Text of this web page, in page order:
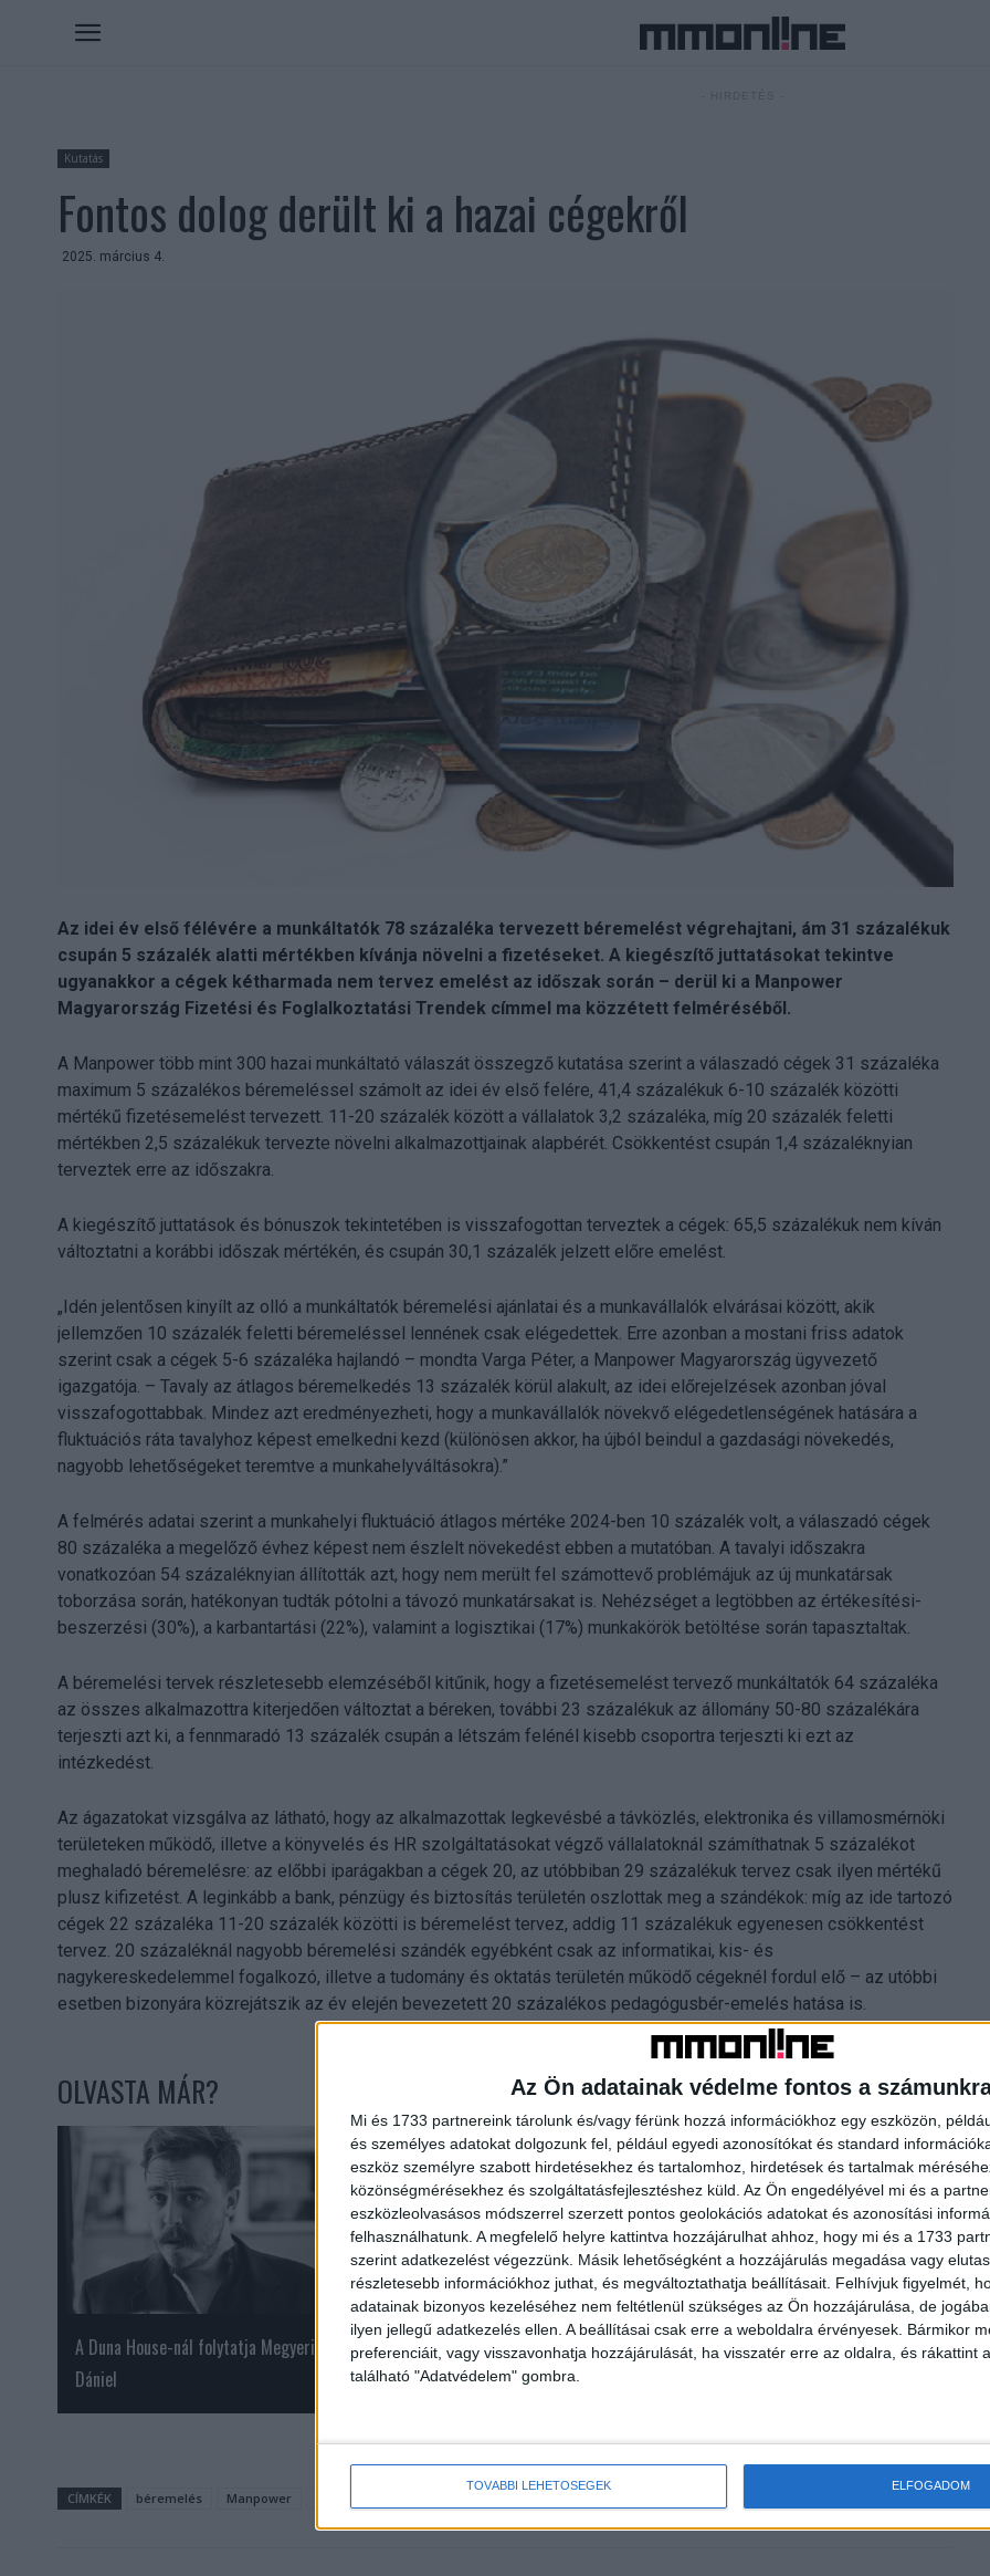
Az Ön adatainak védelme fontos a
Mi és 1733 partnereink tárolunk és/vagy férünk hozzá információkhoz egy eszközön,
és személyes adatokat dolgozunk fel, például egyedi azonosítókat és standard
eszköz személyre szabott hirdetésekhez és tartalomhoz, hirdetések és tartalmak
közönségmérésekhez és szolgáltatásfejlesztéshez küld. Az Ön engedélyével mi és a
eszközleolvasásos módszerrel szerzett pontos geolokációs adatokat és azonosítási
felhasználhatunk. A megfelelő helyre kattintva hozzájárulhat ahhoz, hogy mi és a 1733
szerint adatkezelést végezzünk. Másik lehetőségként a hozzájárulás megadása vagy
részletesebb információkhoz juthat, és megváltoztathatja beállításait. Felhívjuk figyelmét,
adatainak bizonyos kezeléséhez nem feltétlenül szükséges az Ön hozzájárulása, de
ilyen jellegű adatkezelés ellen. A beállításai csak erre a weboldalra érvényesek. Bármikor
preferenciáit, vagy visszavonhatja hozzájárulását, ha visszatér erre az oldalra, és rákattint
található "Adatvédelem" gombra.
TOVÁBBI LEHETŐSÉGEK ELFOGADOM
Kutatás
Fontos dolog derült ki a hazai cégekről
2025. március 4.
Az idei év első félévére a munkáltatók 78 százaléka tervezett béremelést végrehajtani, ám 31 százalékuk
csupán 5 százalék alatti mértékben kívánja növelni a fizetéseket. A kiegészítő juttatásokat tekintve
ugyanakkor a cégek kétharmada nem tervez emelést az időszak során – derül ki a Manpower
Magyarország Fizetési és Foglalkoztatási Trendek címmel ma közzétett felméréséből.
A Manpower több mint 300 hazai munkáltató válaszát összegző kutatása szerint a válaszadó cégek 31 százaléka
maximum 5 százalékos béremeléssel számolt az idei év első felére, 41,4 százalékuk 6-10 százalék közötti
mértékű fizetésemelést tervezett. 11-20 százalék között a vállalatok 3,2 százaléka, míg 20 százalék feletti
mértékben 2,5 százalékuk tervezte növelni alkalmazottjainak alapbérét. Csökkentést csupán 1,4 százaléknyian
terveztek erre az időszakra.
A kiegészítő juttatások és bónuszok tekintetében is visszafogottan terveztek a cégek: 65,5 százalékuk nem kíván
változtatni a korábbi időszak mértékén, és csupán 30,1 százalék jelzett előre emelést.
„Idén jelentősen kinyílt az olló a munkáltatók béremelési ajánlatai és a munkavállalók elvárásai között, akik
jellemzően 10 százalék feletti béremeléssel lennének csak elégedettek. Erre azonban a mostani friss adatok
szerint csak a cégek 5-6 százaléka hajlandó – mondta Varga Péter, a Manpower Magyarország ügyvezető
igazgatója. – Tavaly az átlagos béremelkedés 13 százalék körül alakult, az idei előrejelzések azonban jóval
visszafogottabbak. Mindez azt eredményezheti, hogy a munkavállalók növekvő elégedetlenségének hatására a
fluktuációs ráta tavalyhoz képest emelkedni kezd (különösen akkor, ha újból beindul a gazdasági növekedés,
nagyobb lehetőségeket teremtve a munkahelyváltásokra).”
A felmérés adatai szerint a munkahelyi fluktuáció átlagos mértéke 2024-ben 10 százalék volt, a válaszadó cégek
80 százaléka a megelőző évhez képest nem észlelt növekedést ebben a mutatóban. A tavalyi időszakra
vonatkozóan 54 százaléknyian állították azt, hogy nem merült fel számottevő problémájuk az új munkatársak
toborzása során, hatékonyan tudták pótolni a távozó munkatársakat is. Nehézséget a legtöbben az értékesítési-
beszerzési (30%), a karbantartási (22%), valamint a logisztikai (17%) munkakörök betöltése során tapasztaltak.
A béremelési tervek részletesebb elemzéséből kitűnik, hogy a fizetésemelést tervező munkáltatók 64 százaléka
az összes alkalmazottra kiterjedően változtat a béreken, további 23 százalékuk az állomány 50-80 százalékára
terjeszti azt ki, a fennmaradó 13 százalék csupán a létszám felénél kisebb csoportra terjeszti ki ezt az
intézkedést.
Az ágazatokat vizsgálva az látható, hogy az alkalmazottak legkevésbé a távközlés, elektronika és villamosmérnöki
területeken működő, illetve a könyvelés és HR szolgáltatásokat végző vállalatoknál számíthatnak 5 százalékot
meghaladó béremelésre: az előbbi iparágakban a cégek 20, az utóbbiban 29 százalékuk tervez csak ilyen mértékű
plusz kifizetést. A leginkább a bank, pénzügy és biztosítás területén oszlottak meg a szándékok: míg az ide tartozó
cégek 22 százaléka 11-20 százalék közötti is béremelést tervez, addig 11 százalékuk egyenesen csökkentést
tervez. 20 százaléknál nagyobb béremelési szándék egyébként csak az informatikai, kis- és
nagykereskedelemmel fogalkozó, illetve a tudomány és oktatás területén működő cégeknél fordul elő – az utóbbi
esetben bizonyára közrejátszik az év elején bevezetett 20 százalékos pedagógusbér-emelés hatása is.
OLVASTA MÁR?
A Duna House-nál folytatja Megyeri
Dániel
Ide utaztak télen a magyarok
Még több havas sport jön a
CÍMKÉK béremelés Manpower